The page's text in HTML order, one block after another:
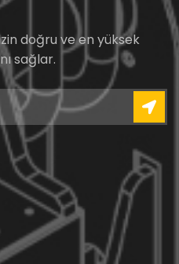
doğru ve en yüksek
sağlar.